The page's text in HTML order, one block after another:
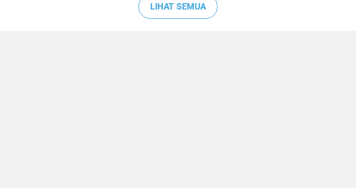
LIHAT SEMUA